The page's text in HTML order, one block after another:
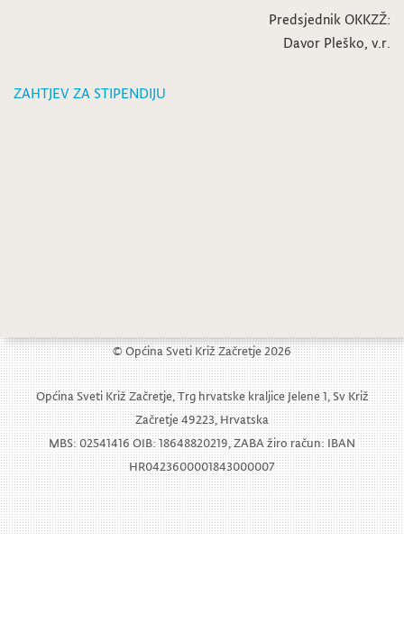
Predsjednik OKKZŽ:
Davor Pleško, v.r.
ZAHTJEV ZA STIPENDIJU
© Općina Sveti Križ Začretje 2026
Općina Sveti Križ Začretje, Trg hrvatske kraljice Jelene 1, Sv Križ
Začretje 49223, Hrvatska
MBS: 02541416 OIB: 18648820219, ZABA žiro račun: IBAN
HR0423600001843000007